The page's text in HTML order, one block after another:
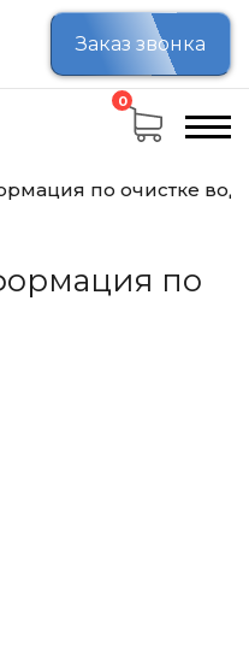
Заказ звонка
0
по очистке
по